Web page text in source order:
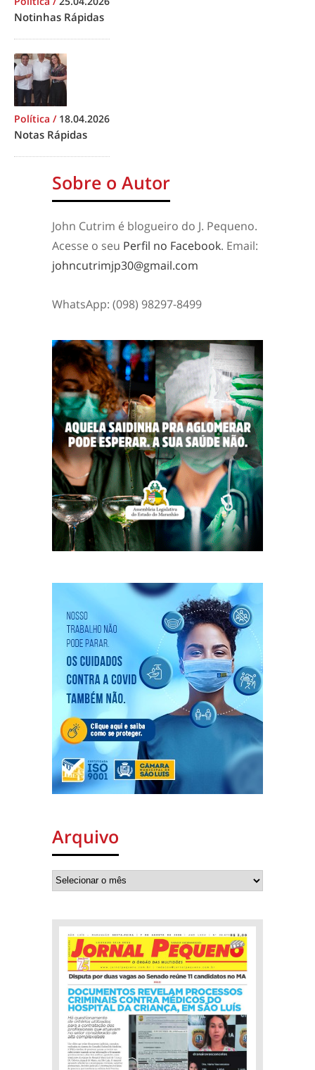
Notinhas Rápidas
Política / 18.04.2026
Notas Rápidas
Sobre o Autor
John Cutrim é blogueiro do J. Pequeno.
Acesse o seu Perfil no Facebook. Email:
johncutrimjp30@gmail.com
WhatsApp: (098) 98297-8499
Arquivo